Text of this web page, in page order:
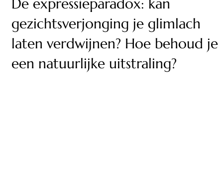
De expressieparadox: kan
gezichtsverjonging je glimlach
laten verdwijnen? Hoe behoud je
een natuurlijke uitstraling?